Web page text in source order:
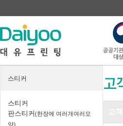
스티커
스티커
판스티커 (한장에 여러개여러모
양)